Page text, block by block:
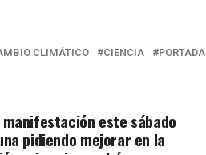
CLIMÁTICO CIENCIA
PORTADA
manifestación este sábado
pidiendo mejorar en la